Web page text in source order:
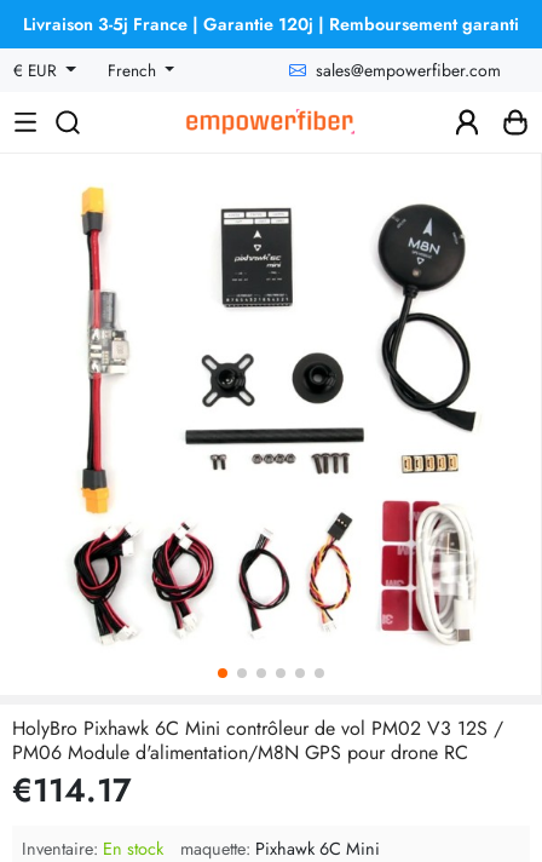
Livraison 3-5j France | Garantie 120j | Remboursement garanti
€ EUR
French sales@empowerfiber.com
HolyBro Pixhawk 6C Mini contrôleur de vol PM02 V3 12S /
PM06 Module d'alimentation/M8N GPS pour drone RC
€114.17
Inventaire: En stock maquette: Pixhawk 6C Mini